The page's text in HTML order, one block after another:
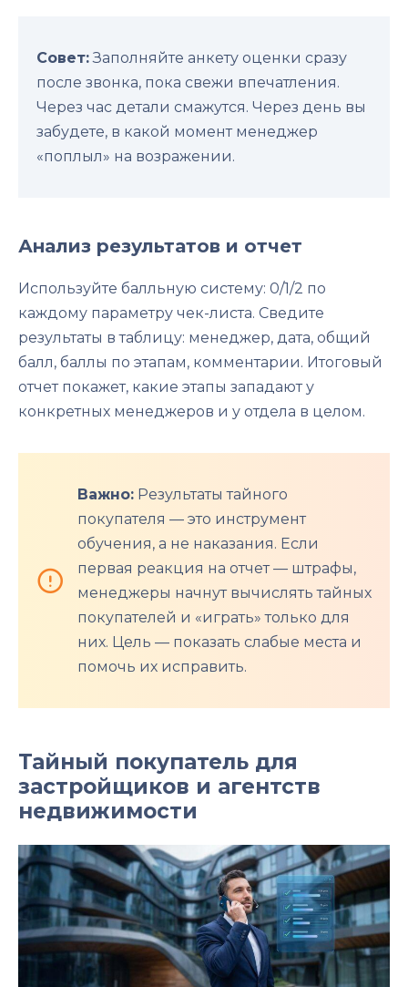
Совет:Заполняйте анкету оценки сразу
после звонка, пока свежи впечатления.
Через час детали смажутся. Через день вы
забудете, в какой момент менеджер
«поплыл» на возражении.
Анализ результатов и отчет
Используйте балльную систему: 0/1/2 по
каждому параметру чек-листа. Сведите
результаты в таблицу: менеджер, дата, общий
балл, баллы по этапам, комментарии. Итоговый
отчет покажет, какие этапы западают у
конкретных менеджеров и у отдела в целом.
Важно: Результаты тайного
покупателя — это инструмент
обучения, а не наказания. Если
первая реакция на отчет — штрафы,
менеджеры начнут вычислять тайных
покупателей и «играть» только для
них. Цель — показать слабые места и
помочь их исправить.
Тайный покупатель для
застройщиков и агентств
недвижимости